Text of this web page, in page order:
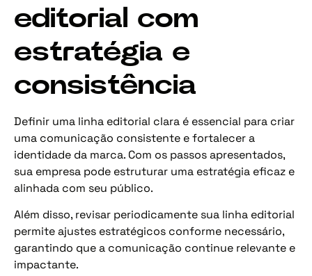
editorial com
estratégia e
consistência
Definir uma linha editorial clara é essencial para criar
uma comunicação consistente e fortalecer a
identidade da marca. Com os passos apresentados,
sua empresa pode estruturar uma estratégia eficaz e
alinhada com seu público.
Além disso, revisar periodicamente sua linha editorial
permite ajustes estratégicos conforme necessário,
garantindo que a comunicação continue relevante e
impactante.